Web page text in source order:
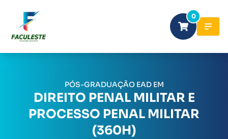
0
PÓS-GRADUAÇÃO EAD EM
DIREITO PENAL MILITAR E
PROCESSO PENAL MILITAR
(360H)